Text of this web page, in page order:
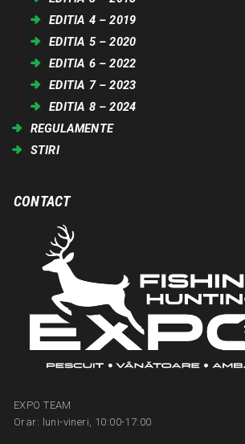
EDITIA 4 – 2019
EDITIA 5 – 2020
EDITIA 6 – 2022
EDITIA 7 – 2023
EDITIA 8 – 2024
REGULAMENTE
STIRI
CONTACT
EXPO TEAM
Orar: luni-vineri, 10:00-17:00